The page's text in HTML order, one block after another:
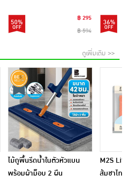
50%
฿ 295
฿ 594
36%
ดูเพิ่มเติม >>
ไม้ถูพื้นรีดน้ำในตัวหัวแบน
พร้อมผ้าม็อบ 2 ผืน
M2S
ส้มชาไท